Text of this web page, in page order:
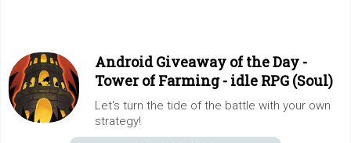
Android Giveaway of the Day -
Tower of Farming - idle RPG (Soul)
Let's turn the tide of the battle with your own
strategy!